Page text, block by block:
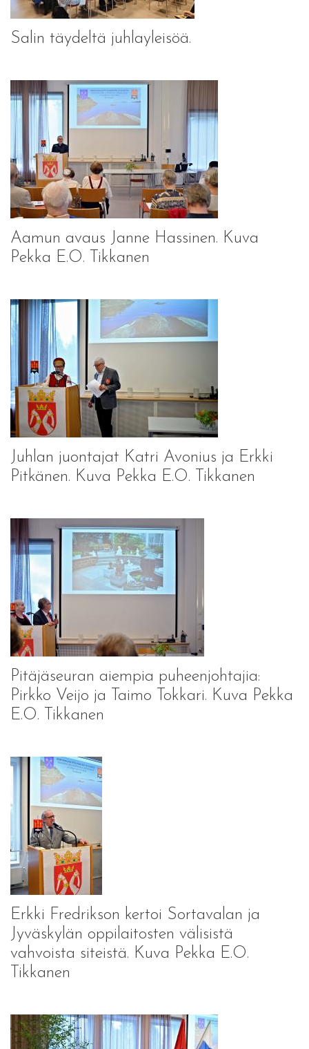
Salin täydeltä juhlayleisöä.
Aamun avaus Janne Hassinen. Kuva
Pekka E.O. Tikkanen
Juhlan juontajat Katri Avonius ja Erkki
Pitkänen. Kuva Pekka E.O. Tikkanen
Pitäjäseuran aiempia puheenjohtajia:
Pirkko Veijo ja Taimo Tokkari. Kuva Pekka
E.O. Tikkanen
Erkki Fredrikson kertoi Sortavalan ja
Jyväskylän oppilaitosten välisistä
vahvoista siteistä. Kuva Pekka E.O.
Tikkanen